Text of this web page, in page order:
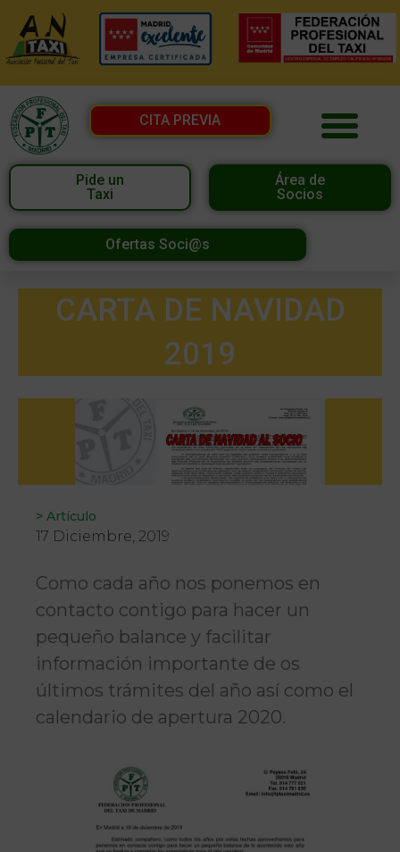
CITA PREVIA
Pide un
Taxi
Área de
Socios
Ofertas Soci@s
CARTA DE NAVIDAD
2019
> Artículo
17 Diciembre, 2019
Como cada año nos ponemos en
contacto contigo para hacer un
pequeño balance y facilitar
información importante de os
últimos trámites del año así como el
calendario de apertura 2020.